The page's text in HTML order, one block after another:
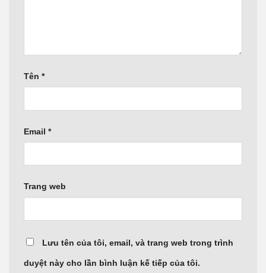
Tên *
Email *
Trang web
Lưu tên của tôi, email, và trang web trong trình
duyệt này cho lần bình luận kế tiếp của tôi.